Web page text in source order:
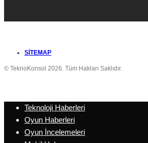
SITEMAP
© TeknoKonsol 2026. Tüm Hakları Saklıdır.
Teknoloji Haberleri
Oyun Haberleri
Oyun İncelemeleri